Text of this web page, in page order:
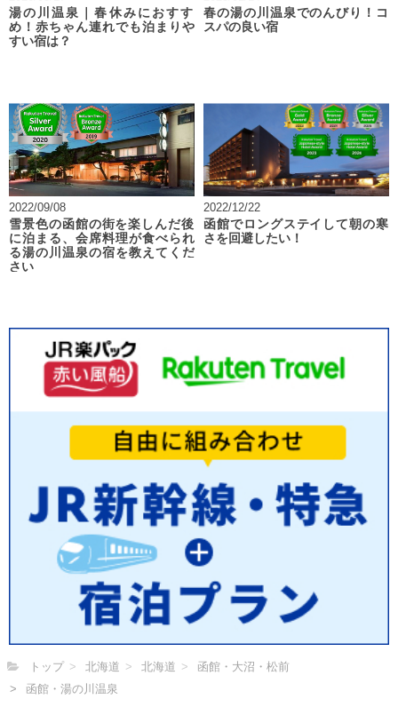
湯の川温泉｜春休みにおすす
め！赤ちゃん連れでも泊まりや
すい宿は？
春の湯の川温泉でのんびり！コ
スパの良い宿
2022/09/08
雪景色の函館の街を楽しんだ後
に泊まる、会席料理が食べられ
る湯の川温泉の宿を教えてくだ
さい
2022/12/22
函館でロングステイして朝の寒
さを回避したい！
トップ 北海道 北海道
函館・大沼・松前
函館・湯の川温泉